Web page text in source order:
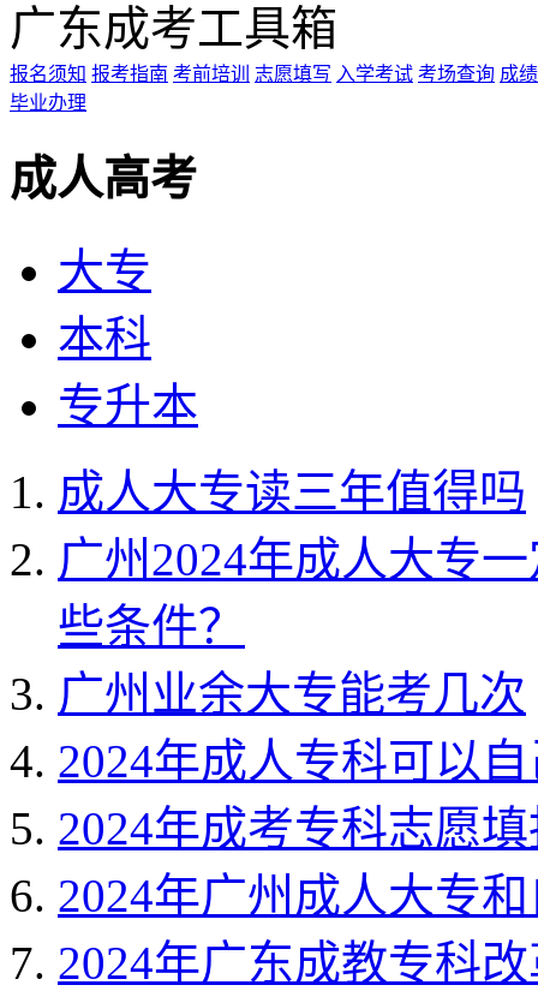
广东成考工具箱
报名须知 报考指南 考前培训 志愿填写 入学考试 考场查询 成
毕业办理
成人高考
大专
本科
专升本
成人大专读三年值得吗
广州2024年成人大专
些条件？
广州业余大专能考几次
2024年成人专科可以
2024年成考专科志愿
2024年广州成人大专
2024年广东成教专科